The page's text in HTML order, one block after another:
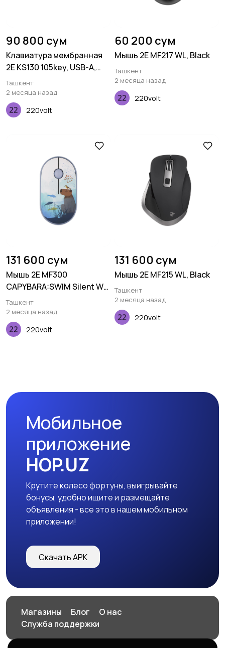
90 800 сум
Клавиатура мембранная
2E KS130 105key, USB-A,
EN/UK/RU, чёрный
Ташкент
2 месяца назад
220volt
60 200 сум
Мышь 2E MF217 WL, Black
Ташкент
2 месяца назад
220volt
131 600 сум
Мышь 2E MF300
CAPYBARA:SWIM Silent WL
BT, синий
Ташкент
2 месяца назад
220volt
131 600 сум
Мышь 2E MF215 WL, Black
Ташкент
2 месяца назад
220volt
Мобильное
приложение
HOP.UZ
Крутите колесо фортуны, выигрывайте
бонусы, удобно ищите и размещайте
объявления - все это в нашем мобильном
приложении!
Скачать APK
Магазины Блог
О нас
Служба поддержки